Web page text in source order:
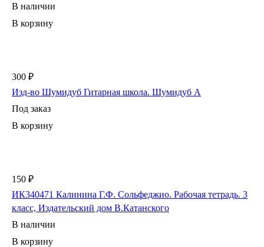
В наличии
В корзину
300 ₽
Изд-во Шумидуб Гитарная школа. Шумидуб А
Под заказ
В корзину
150 ₽
ИК340471 Калинина Г.Ф. Сольфеджио. Рабочая тетрадь. 3
класс, Издательский дом В.Катанского
В наличии
В корзину